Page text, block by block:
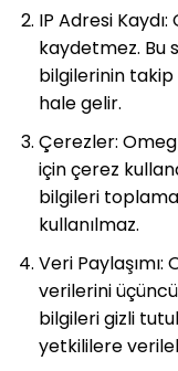
IP Adresi
kaydetmez. Bu
bilgilerinin takip
hale gelir.
Çerezler:
için çerez
bilgileri
kullanılmaz.
Veri Paylaşımı:
verilerini
bilgileri gizli
yetkililere